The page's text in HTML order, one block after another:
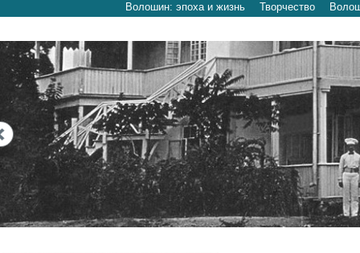
Волошин: эпоха и жизнь Творчество
Next